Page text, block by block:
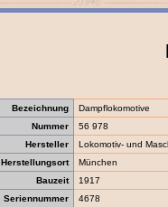
Bezeichnung
Dampflokomotive
Nummer
56 978
Hersteller
Lokomotiv- und
Herstellungsort
München
Bauzeit
1917
Seriennummer
4678